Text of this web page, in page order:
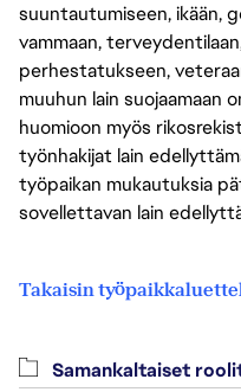
suuntautumiseen, ikään,
vammaan,
perhestatukseen,
muuhun lain suojaamaan
huomioon myös
työnhakijat lain
työpaikan mukautuksia
sovellettavan lain
Takaisin
Samankaltaiset